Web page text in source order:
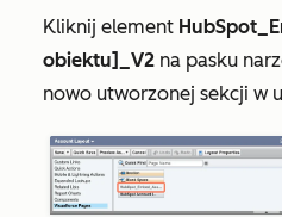
Kliknij element
obiektu]_V2 na pasku
nowo utworzonej sekcji w